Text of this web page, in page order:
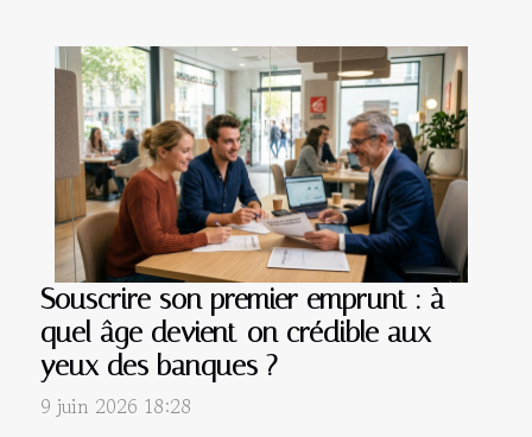
Souscrire son premier emprunt : à
quel âge devient-on crédible aux
yeux des banques ?
9 juin 2026 18:28